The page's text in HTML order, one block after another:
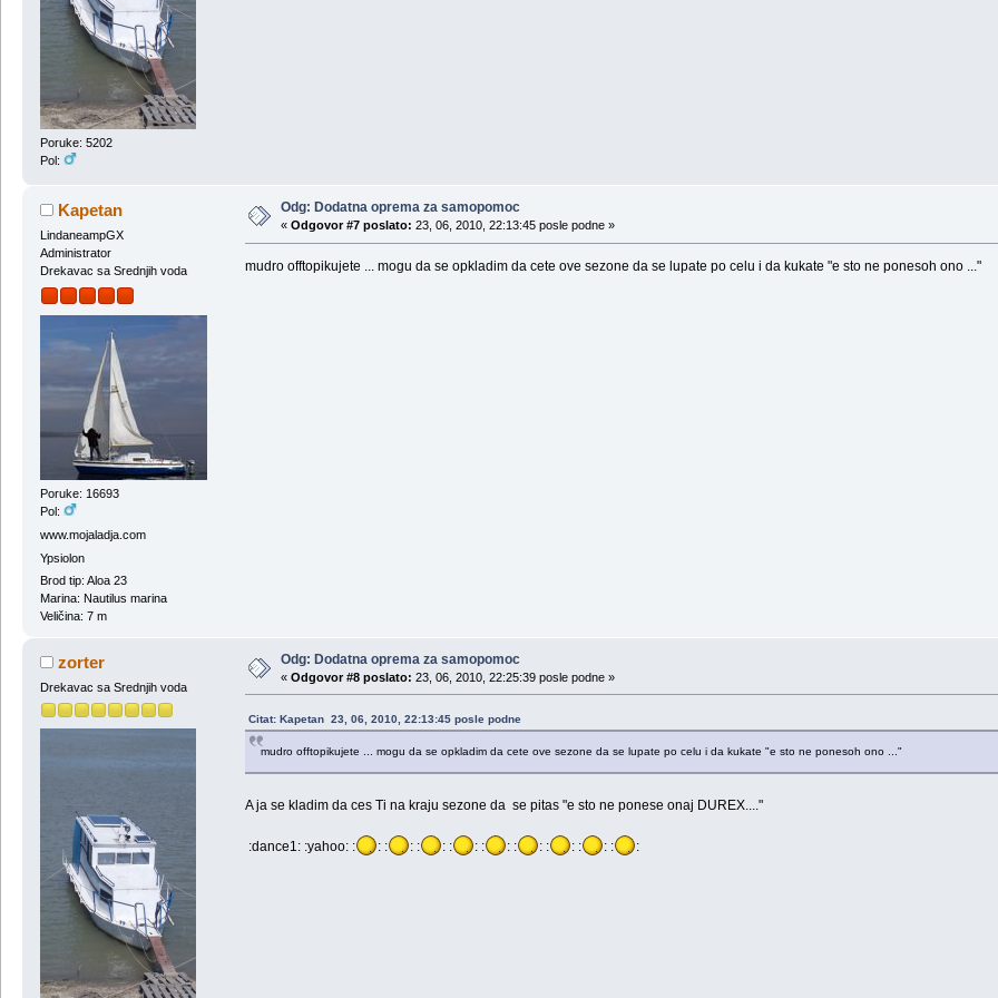
Poruke: 5202
Pol:
Kapetan
LindaneampGX
Administrator
Drekavac sa Srednjih voda
Poruke: 16693
Pol:
www.mojaladja.com
Ypsiolon
Brod tip: Aloa 23
Marina: Nautilus marina
Veličina: 7 m
Odg: Dodatna oprema za samopomoc
« Odgovor #7 poslato: 23, 06, 2010, 22:13:45 posle podne »
mudro offtopikujete ... mogu da se opkladim da cete ove sezone da se lupate po celu i da kukate "e sto ne ponesoh ono ..."
zorter
Drekavac sa Srednjih voda
Odg: Dodatna oprema za samopomoc
« Odgovor #8 poslato: 23, 06, 2010, 22:25:39 posle podne »
Citat: Kapetan 23, 06, 2010, 22:13:45 posle podne
mudro offtopikujete ... mogu da se opkladim da cete ove sezone da se lupate po celu i da kukate "e sto ne ponesoh ono ..."
A ja se kladim da ces Ti na kraju sezone da se pitas "e sto ne ponese onaj DUREX...."
:dance1: :yahoo: : : : : : : : : : : : : : : : : : :